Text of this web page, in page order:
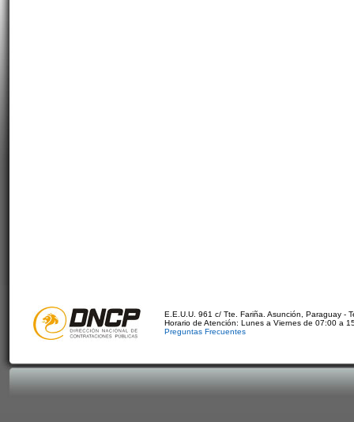
E.E.U.U. 961 c/ Tte. Fariña. Asunción, Paraguay -
Horario de Atención: Lunes a Viernes de 07:00 a
Preguntas Frecuentes